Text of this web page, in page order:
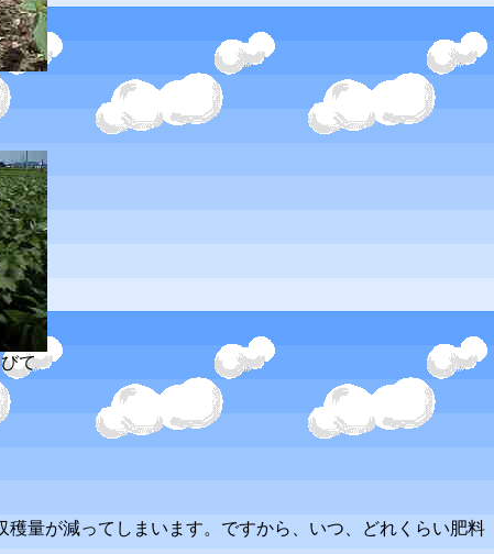
て
量が減ってしまいます。ですから、いつ、どれくらい肥料